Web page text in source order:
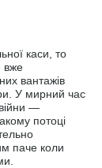
каси, то
вже
вантажів
У мирний час
—
потоці
паче коли